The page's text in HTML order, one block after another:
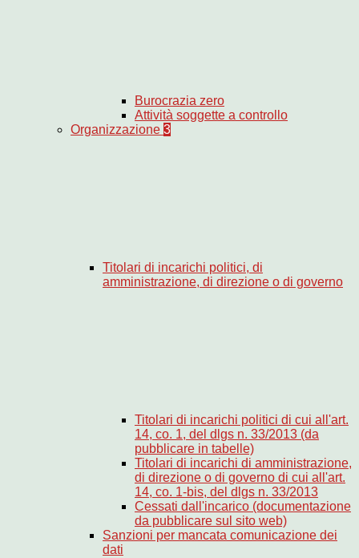
Burocrazia zero
Attività soggette a controllo
Organizzazione 3
Titolari di incarichi politici, di
amministrazione, di direzione o di governo
Titolari di incarichi politici di cui all'art.
14, co. 1, del dlgs n. 33/2013 (da
pubblicare in tabelle)
Titolari di incarichi di amministrazione,
di direzione o di governo di cui all'art.
14, co. 1-bis, del dlgs n. 33/2013
Cessati dall'incarico (documentazione
da pubblicare sul sito web)
Sanzioni per mancata comunicazione dei
dati